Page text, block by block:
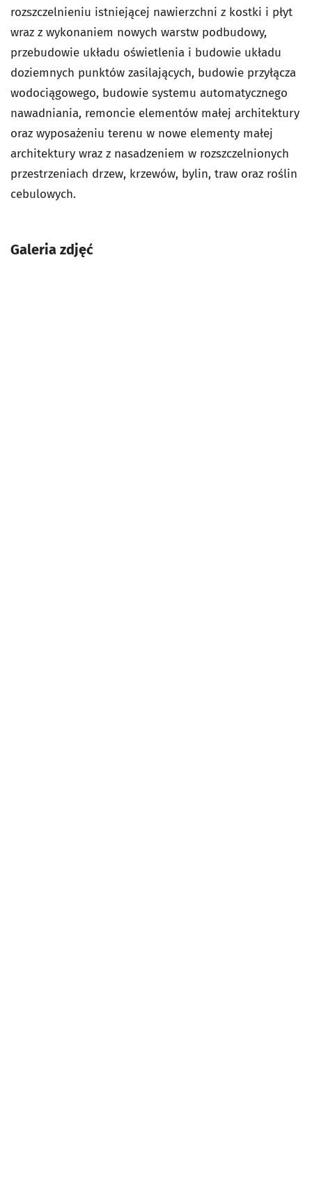
rozszczelnieniu istniejącej nawierzchni z kostki i płyt
wraz z wykonaniem nowych warstw podbudowy,
przebudowie układu oświetlenia i budowie układu
doziemnych punktów zasilających, budowie przyłącza
wodociągowego, budowie systemu automatycznego
nawadniania, remoncie elementów małej architektury
oraz wyposażeniu terenu w nowe elementy małej
architektury wraz z nasadzeniem w rozszczelnionych
przestrzeniach drzew, krzewów, bylin, traw oraz roślin
cebulowych.
Galeria zdjęć